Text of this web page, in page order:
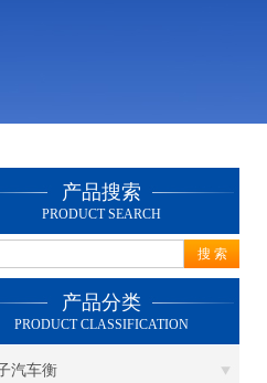
产品搜索
PRODUCT SEARCH
产品分类
PRODUCT CLASSIFICATION
汽车衡